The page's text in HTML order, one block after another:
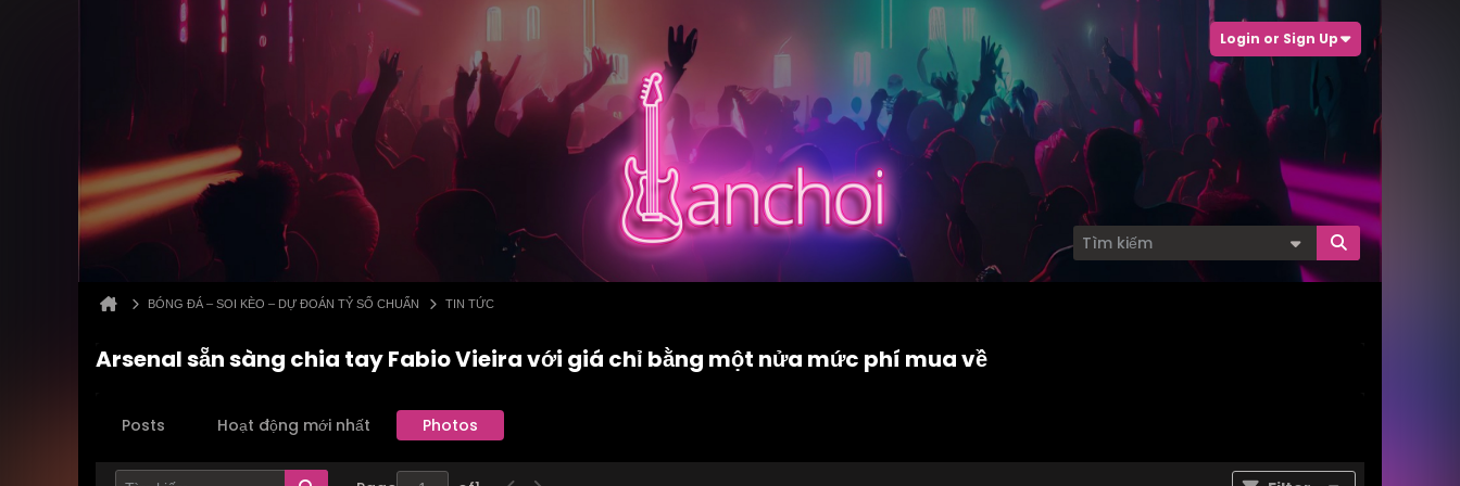
Login or Sign Up
BÓNG ĐÁ – SOI KÈO – DỰ ĐOÁN TỶ SỐ CHUẨN TIN TỨC
Arsenal sẵn sàng chia tay Fabio Vieira với giá chỉ bằng một nửa mức phí mua về
Posts Hoạt động mới nhất Photos